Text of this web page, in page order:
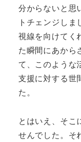
分からないと思
トチェンジしま
視線を向けてく
た瞬間にあから
て、このような
支援に対する世
た。
とはいえ、そこ
せんでした。そ